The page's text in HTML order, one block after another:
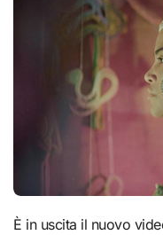
È in uscita il nuovo